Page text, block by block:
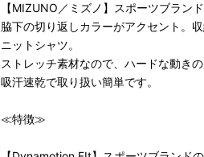
【MIZUNO／ミズノ】スポーツブラン
脇下の切り返しカラーがアクセント。
ニットシャツ。
ストレッチ素材なので、ハードな動き
吸汗速乾で取り扱い簡単です。
≪特徴≫